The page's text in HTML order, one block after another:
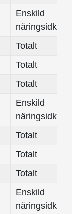
Enskild
näringsidkare
Totalt
Totalt
Totalt
Enskild
näringsidkare
Totalt
Totalt
Totalt
Enskild
näringsidkare